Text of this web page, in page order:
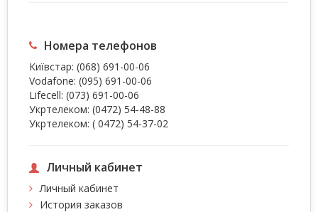
Номера телефонов
Київстар: (068) 691-00-06
Vodafone: (095) 691-00-06
Lifecell: (073) 691-00-06
Укртелеком: (0472) 54-48-88
Укртелеком: ( 0472) 54-37-02
Личный кабинет
Личный кабинет
История заказов